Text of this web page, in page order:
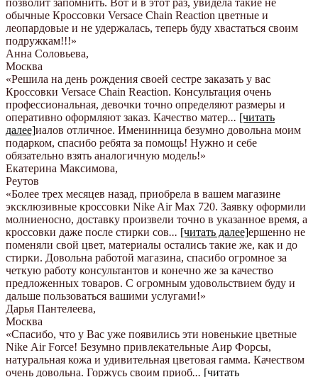
позволит запомнить. Вот и в этот раз, увидела такие не
обычные Кроссовки Versace Chain Reaction цветные и
леопардовые и не удержалась, теперь буду хвастаться своим
подружкам!!!»
Анна Соловьева,
Москва
«Решила на день рождения своей сестре заказать у вас
Кроссовки Versace Chain Reaction. Консультация очень
профессиональная, девочки точно определяют размеры и
оперативно оформляют заказ. Качество матер... [читать
далее]иалов отличное. Именинница безумно довольна моим
подарком, спасибо ребята за помощь! Нужно и себе
обязательно взять аналогичную модель!»
Екатерина Максимова,
Реутов
«Более трех месяцев назад, приобрела в вашем магазине
эксклюзивные кроссовки Nike Air Max 720. Заявку оформили
молниеносно, доставку произвели точно в указанное время, а
кроссовки даже после стирки сов... [читать далее]ершенно не
поменяли свой цвет, материалы остались такие же, как и до
стирки. Довольна работой магазина, спасибо огромное за
четкую работу консультантов и конечно же за качество
предложенных товаров. С огромным удовольствием буду и
дальше пользоваться вашими услугами!»
Дарья Пантелеева,
Москва
«Спасибо, что у Вас уже появились эти новенькие цветные
Nike Аir Force! Безумно привлекательные Аир Форсы,
натуральная кожа и удивительная цветовая гамма. Качеством
очень довольна. Горжусь своим приоб... [читать